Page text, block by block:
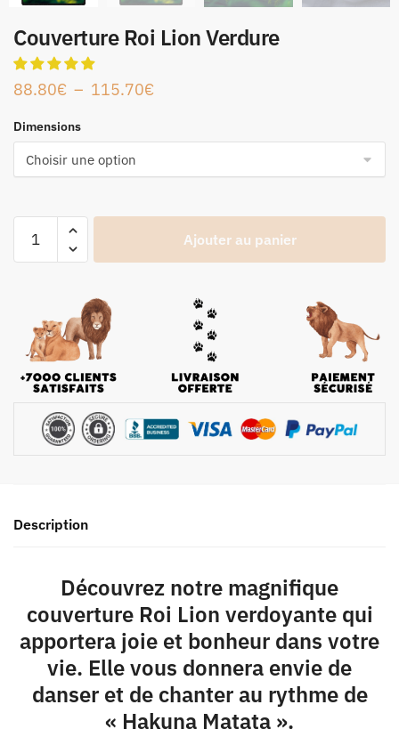
Couverture Roi Lion Verdure
88.80€ – 115.70€
Dimensions
Ajouter au panier
Description
Découvrez notre magnifique
couverture Roi Lion verdoyante qui
apportera joie et bonheur dans votre
vie. Elle vous donnera envie de
danser et de chanter au rythme de
« Hakuna Matata ».